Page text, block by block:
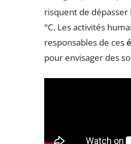
risquent de
°C. Les activités
responsables de ces
pour envisager des